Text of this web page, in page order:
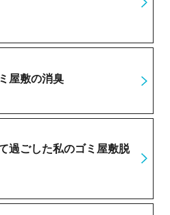
屋敷の消臭
過ごした私のゴミ屋敷脱